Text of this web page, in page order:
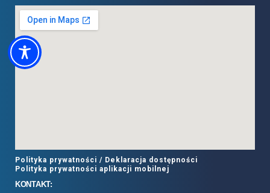
Polityka prywatności / Deklaracja dostępności
Polityka prywatności aplikacji mobilnej
KONTAKT: